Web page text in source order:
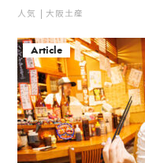
人気 大阪土産
Article